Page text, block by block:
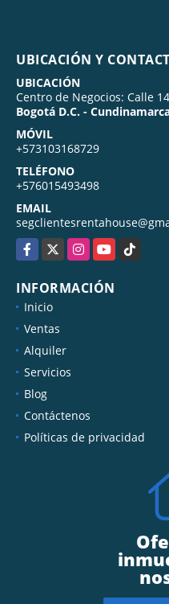
UBICACIÓN Y
UBICACIÓN
Centro de Negocios: Calle
Bogotá D.C. -
MÓVIL
+573103168729
TELÉFONO
+576015493498
EMAIL
Facebook
X InstagramYouTubeTikTok
INFORMACIÓN
Inicio
Ventas
Alquiler
Servicios
Blog
Contáctenos
Políticas de privacidad